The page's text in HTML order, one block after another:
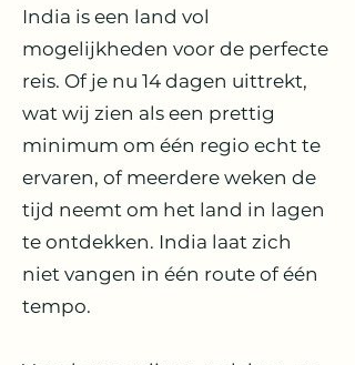
India is een land vol
mogelijkheden voor de perfecte
reis. Of je nu 14 dagen uittrekt,
wat wij zien als een prettig
minimum om één regio echt te
ervaren, of meerdere weken de
tijd neemt om het land in lagen
te ontdekken. India laat zich
niet vangen in één route of één
tempo.